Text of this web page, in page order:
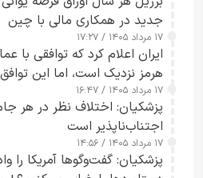
جدید در همکاری مالی با چین
۱۷ مرداد ۱۴۰۵ / ۱۷:۲۷
ایران اعلام کرد که توافقی با
هرمز نزدیک است، اما این
آبراه را آزاد کند
۱۷ مرداد ۱۴۰۵ / ۱۶:۴۷
پزشکیان: اختلاف نظر در هر
اجتناب‌ناپذیر است
۱۷ مرداد ۱۴۰۵ / ۱۴:۵۶
پزشکیان: گفت‌وگوها آمریکا را